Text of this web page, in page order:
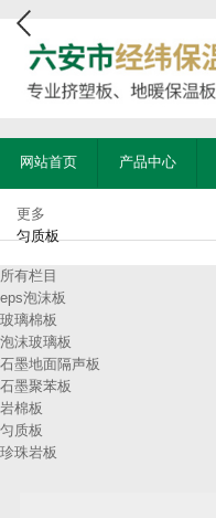
网站首页 产品中心
更多
匀质板
所有栏目
eps泡沫板
玻璃棉板
泡沫玻璃板
石墨地面隔声板
石墨聚苯板
岩棉板
匀质板
珍珠岩板